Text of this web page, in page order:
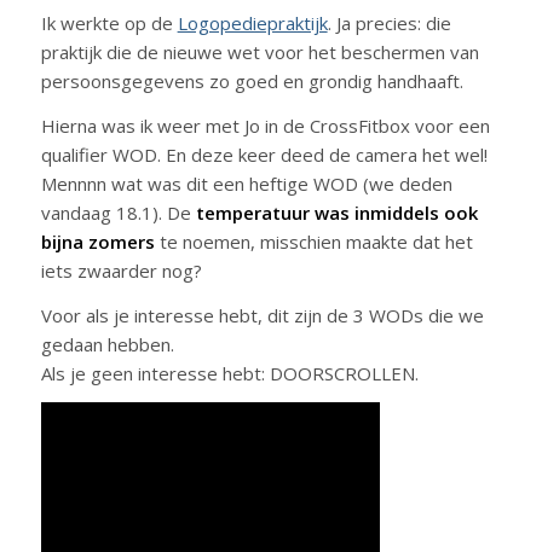
Ik werkte op de Logopediepraktijk. Ja precies: die
praktijk die de nieuwe wet voor het beschermen van
persoonsgegevens zo goed en grondig handhaaft.
Hierna was ik weer met Jo in de CrossFitbox voor een
qualifier WOD. En deze keer deed de camera het wel!
Mennnn wat was dit een heftige WOD (we deden
vandaag 18.1). De temperatuur was inmiddels ook
bijna zomers te noemen, misschien maakte dat het
iets zwaarder nog?
Voor als je interesse hebt, dit zijn de 3 WODs die we
gedaan hebben.
Als je geen interesse hebt: DOORSCROLLEN.